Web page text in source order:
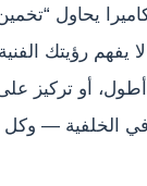
يحاول
يفهم رؤيتك
أو تركيز
في الخلفية — وكل